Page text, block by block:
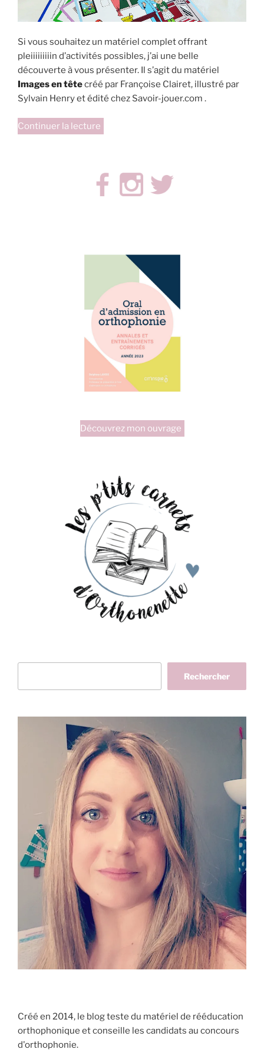
Si vous souhaitez un matériel complet offrant
pleiiiiiiiiin d’activités possibles, j’ai une belle
découverte à vous présenter. Il s’agit du matériel
Images en têtecréé par Françoise Clairet, illustré par
Sylvain Henry et édité chez Savoir-jouer.com .
Continuer la lecture
Découvrez mon ouvrage
Rechercher
Créé en 2014, le blog teste du matériel de rééducation
orthophonique et conseille les candidats au concours
d'orthophonie.